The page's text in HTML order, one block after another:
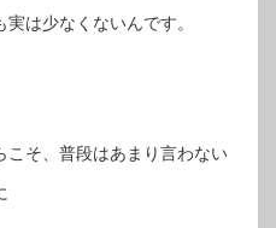
は少なくないんです。
こそ、普段はあまり言わない